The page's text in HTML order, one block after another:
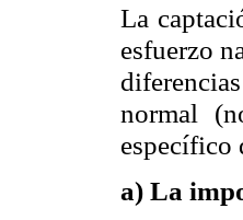
La
esfuerzo
normal
específico
a) La